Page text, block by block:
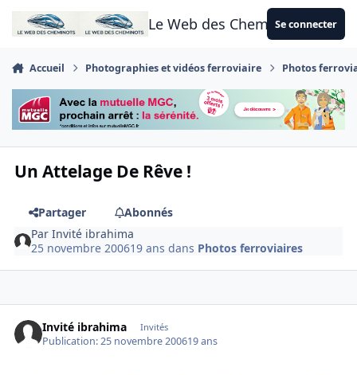
Aller au contenu
Le Web des CheminotsSe connecter
Accueil Photographies et vidéos ferroviaire Photos
Un Attelage De Rêve !
Partager
Abonnés
ParInvité ibrahima
25 novembre 200619 ans dans Photos ferroviaires
Invité ibrahima Invités
Publication:25 novembre 200619 ans